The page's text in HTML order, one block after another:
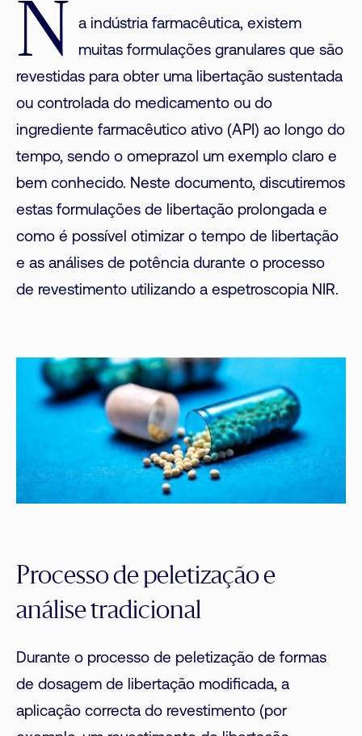
N
a indústria farmacêutica, existem
muitas formulações granulares que são
revestidas para obter uma libertação sustentada
ou controlada do medicamento ou do
ingrediente farmacêutico ativo (API) ao longo do
tempo, sendo o omeprazol um exemplo claro e
bem conhecido. Neste documento, discutiremos
estas formulações de libertação prolongada e
como é possível otimizar o tempo de libertação
e as análises de potência durante o processo
de revestimento utilizando a espetroscopia NIR.
Processo de peletização e
análise tradicional
Durante o processo de peletização de formas
de dosagem de libertação modificada, a
aplicação correcta do revestimento (por